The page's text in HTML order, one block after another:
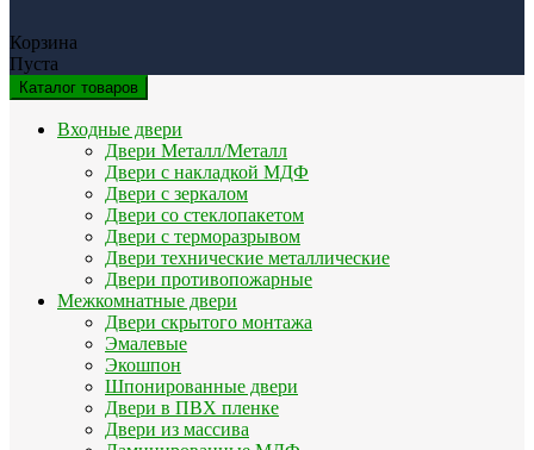
Корзина
Пуста
Каталог товаров
Входные двери
Двери Металл/Металл
Двери с накладкой МДФ
Двери с зеркалом
Двери со стеклопакетом
Двери с терморазрывом
Двери технические металлические
Двери противопожарные
Межкомнатные двери
Двери скрытого монтажа
Эмалевые
Экошпон
Шпонированные двери
Двери в ПВХ пленке
Двери из массива